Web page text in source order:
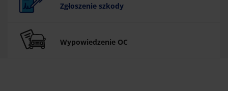
Zgłoszenie szkody
Wypowiedzenie OC